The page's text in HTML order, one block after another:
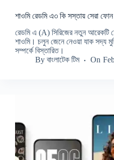
শাওমি রেডমি এ৩ কি সস্তায় সেরা ফোন
রেডমি এ (A) সিরিজের নতুন আরেকটি
শাওমি। চলুন জেনে নেওয়া যাক সদ্য
সম্পর্কে বিস্তারিত।
By বাংলাটেক টিম On